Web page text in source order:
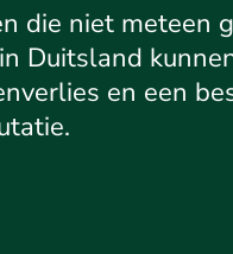
die niet meteen
Duitsland
en een